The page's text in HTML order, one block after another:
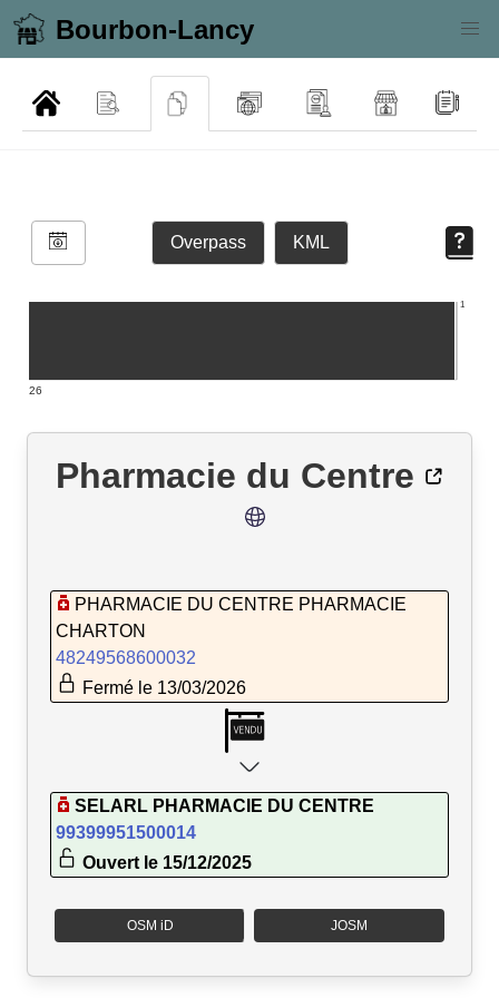
Bourbon-Lancy
Overpass KML
1
26
Pharmacie du Centre
PHARMACIE DU CENTRE PHARMACIE
CHARTON
48249568600032
Fermé le 13/03/2026
SELARL PHARMACIE DU CENTRE
99399951500014
Ouvert le 15/12/2025
OSM iD JOSM